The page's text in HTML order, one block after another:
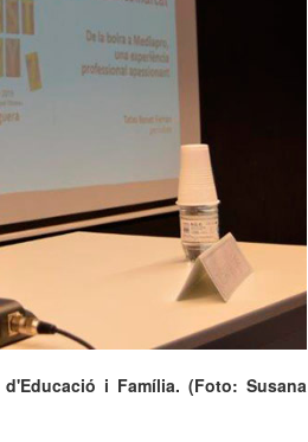
i Família. (Foto: Susana